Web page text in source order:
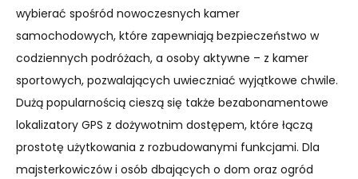
wybierać spośród nowoczesnych kamer
samochodowych, które zapewniają bezpieczeństwo w
codziennych podróżach, a osoby aktywne – z kamer
sportowych, pozwalających uwieczniać wyjątkowe chwile.
Dużą popularnością cieszą się także bezabonamentowe
lokalizatory GPS z dożywotnim dostępem, które łączą
prostotę użytkowania z rozbudowanymi funkcjami. Dla
majsterkowiczów i osób dbających o dom oraz ogród